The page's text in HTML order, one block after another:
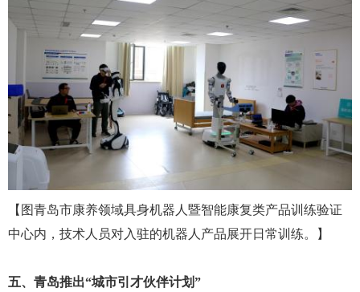
【图青岛市康养领域具身机器人暨智能康复类产品训练验证
中心内，技术人员对入驻的机器人产品展开日常训练。】
五、青岛推出“城市引才伙伴计划”